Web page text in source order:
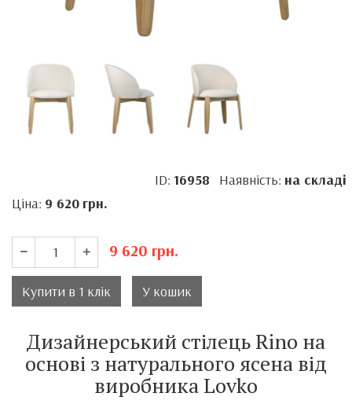
ID: 16958 Наявність: на складі
Ціна: 9 620 грн.
9 620 грн.
Купити в 1 клік У кошик
Дизайнерський стілець Rino на
основі з натурального ясена від
виробника Lovko